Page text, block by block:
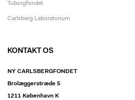
Tuborgfondet
Carlsberg Laboratorium
KONTAKT OS
NY CARLSBERGFONDET
Brolæggerstræde 5
1211 København K